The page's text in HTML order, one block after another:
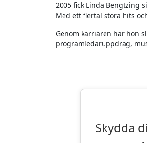
2005 fick Linda Bengtzing sitt stora genombrott och hon har sedan dess varit en naturlig del av den svenska musikscenen.
Med ett flertal stora hits
Genom karriären har hon
programledaruppdrag,
Skydda